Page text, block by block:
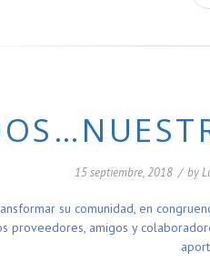
15 septiembre, 2018 / by
su comunidad, en
amigos y